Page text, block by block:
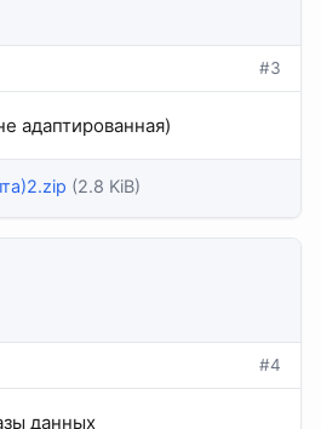
#3
адаптированная)
(2.8 KiB)
#4
данных